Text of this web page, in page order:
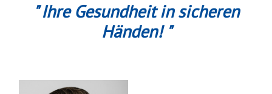
" Ihre Gesundheit in sicheren
Händen! "